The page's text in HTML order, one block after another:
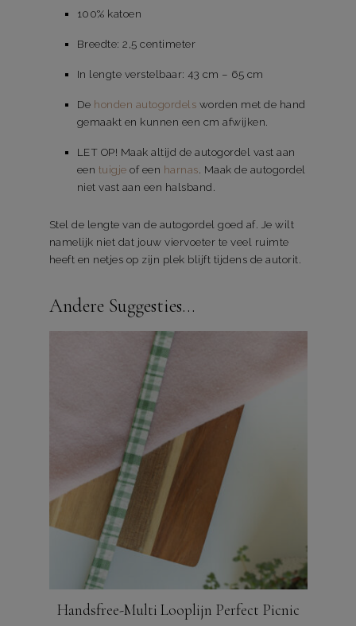
100% katoen
Breedte: 2,5 centimeter
In lengte verstelbaar: 43 cm – 65 cm
De honden autogordels worden met de hand
gemaakt en kunnen een cm afwijken.
LET OP! Maak altijd de autogordel vast aan
een tuigje of een harnas . Maak de autogordel
niet vast aan een halsband.
Stel de lengte van de autogordel goed af. Je wilt
namelijk niet dat jouw viervoeter te veel ruimte
heeft en netjes op zijn plek blijft tijdens de autorit.
Andere Suggesties…
Handsfree-Multi Looplijn Perfect Picnic